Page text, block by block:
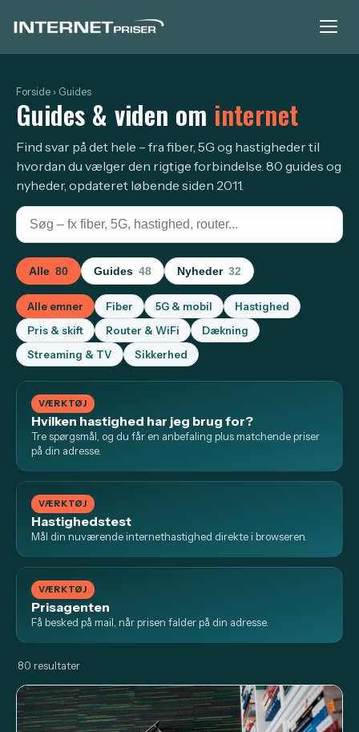
Forside › Guides
Guides & viden om internet
Find svar på det hele – fra fiber, 5G og hastigheder til
hvordan du vælger den rigtige forbindelse. 80 guides og
nyheder, opdateret løbende siden 2011.
Alle 80 Guides 48 Nyheder 32
Alle emner Fiber 5G & mobil
Hastighed
Pris & skift
Router & WiFi
Dækning
Streaming & TV
Sikkerhed
VÆRKTØJ
Hvilken hastighed har jeg brug for?
Tre spørgsmål, og du får en anbefaling plus matchende priser
på din adresse.
VÆRKTØJ
Hastighedstest
Mål din nuværende internethastighed direkte i browseren.
VÆRKTØJ
Prisagenten
Få besked på mail, når prisen falder på din adresse.
80 resultater